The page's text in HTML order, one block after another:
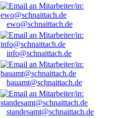
ewo@schnaittach.de
info@schnaittach.de
bauamt@schnaittach.de
standesamt@schnaittach.de